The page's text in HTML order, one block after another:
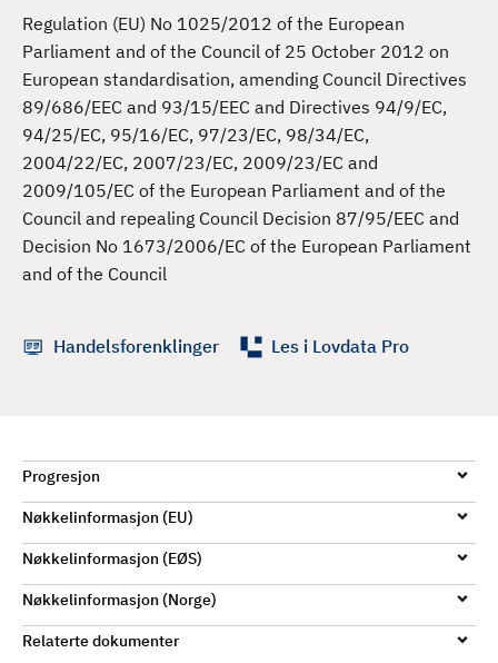
Regulation (EU) No 1025/2012 of the European
Parliament and of the Council of 25 October 2012 on
European standardisation, amending Council Directives
89/686/EEC and 93/15/EEC and Directives 94/9/EC,
94/25/EC, 95/16/EC, 97/23/EC, 98/34/EC,
2004/22/EC, 2007/23/EC, 2009/23/EC and
2009/105/EC of the European Parliament and of the
Council and repealing Council Decision 87/95/EEC and
Decision No 1673/2006/EC of the European Parliament
and of the Council
Handelsforenklinger Les i Lovdata Pro
Progresjon
Nøkkelinformasjon (EU)
Nøkkelinformasjon (EØS)
Nøkkelinformasjon (Norge)
Relaterte dokumenter